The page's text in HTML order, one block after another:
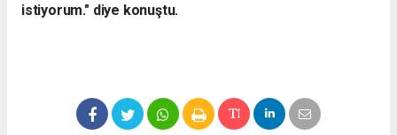
istiyorum." diye konuştu.